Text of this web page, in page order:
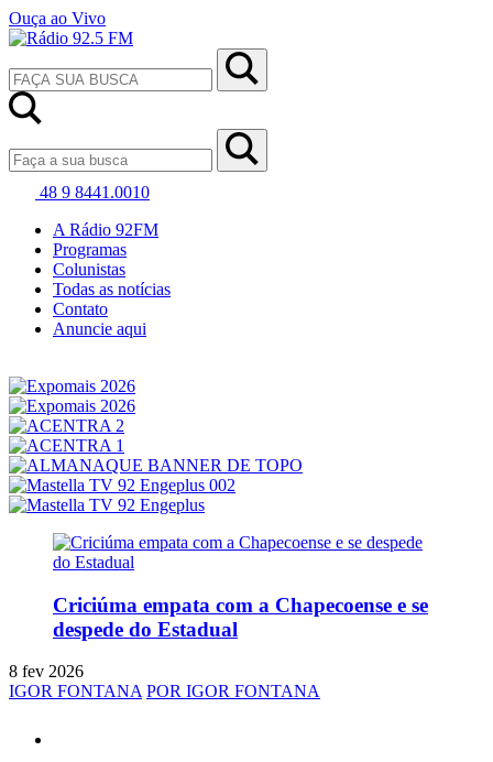
Ouça ao Vivo
48 9 8441.0010
A Rádio 92FM
Programas
Colunistas
Todas as notícias
Contato
Anuncie aqui
Criciúma empata com a Chapecoense e se
despede do Estadual
8 fev 2026
IGOR FONTANA POR IGOR FONTANA